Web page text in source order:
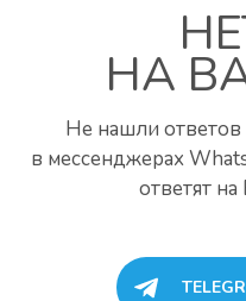
НА
Не нашли ответов
в мессенджерах
ответят